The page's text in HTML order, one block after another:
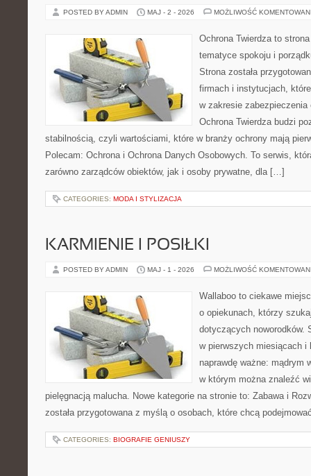
POSTED BY ADMIN MAJ - 2 - 2026 MOŻLIWOŚĆ
Ochrona Twierdza to
tematyce spokoju i
Strona została
firmach i instytucjach,
w zakresie
Ochrona Twierdza budzi
stabilnością, czyli wartościami, które w branży ochrony mają
Polecam: Ochrona i Ochrona Danych Osobowych. To serwis,
zarówno zarządców obiektów, jak i osoby prywatne, dla […]
CATEGORIES: MODA I STYLIZACJA
KARMIENIE I POSIŁKI
POSTED BY ADMIN MAJ - 1 - 2026 MOŻLIWOŚĆ
Wallaboo to ciekawe
o opiekunach, którzy
dotyczących noworodków.
w pierwszych miesiącach
naprawdę ważne: mądrym
w którym można znaleźć
pielęgnacją malucha. Nowe kategorie na stronie to: Zabawa i
została przygotowana z myślą o osobach, które chcą
CATEGORIES: BIOGRAFIE GENIUSZY